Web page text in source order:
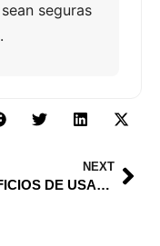
seguras
NEXT
BENEFICIOS DE USAR LENTES TRANSITIONS.